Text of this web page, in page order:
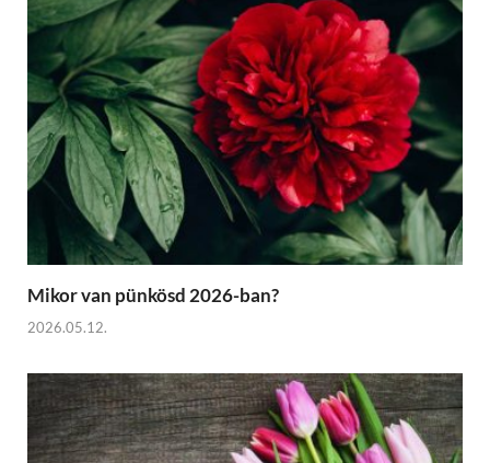
Mikor van pünkösd 2026-ban?
2026.05.12.